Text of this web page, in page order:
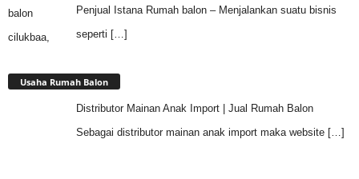
Penjual Istana Rumah balon – Menjalankan suatu bisnis
seperti […]
Usaha Rumah Balon
Distributor Mainan Anak Import | Jual Rumah Balon
Sebagai distributor mainan anak import maka website […]